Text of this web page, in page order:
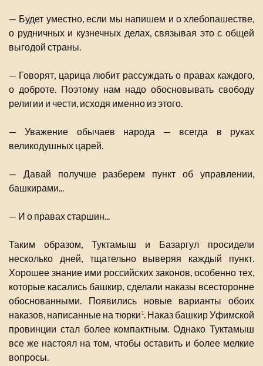
— Будет уместно, если мы напишем и о хлебопашестве,
о рудничных и кузнечных делах, связывая это с общей
выгодой страны.
— Говорят, царица любит рассуждать о правах каждого,
о доброте. Поэтому нам надо обосновывать свободу
религии и чести, исходя именно из этого.
— Уважение обычаев народа — всегда в руках
великодушных царей.
— Давай получше разберем пункт об управлении,
башкирами...
— И о правах старшин...
Таким образом, Туктамыш и Базаргул просидели
несколько дней, тщательно выверяя каждый пункт.
Хорошее знание ими российских законов, особенно тех,
которые касались башкир, сделали наказы всесторонне
обоснованными. Появились новые варианты обоих
наказов, написанные на тюрки1. Наказ башкир Уфимской
провинции стал более компактным. Однако Туктамыш
все же настоял на том, чтобы оставить и более мелкие
вопросы.